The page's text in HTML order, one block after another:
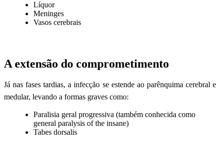
Líquor
Meninges
Vasos cerebrais
A extensão do comprometimento
Já nas fases tardias, a infecção se estende ao parênquima cerebral e
medular, levando a formas graves como:
Paralisia geral progressiva (também conhecida como
general paralysis of the insane)
Tabes dorsalis